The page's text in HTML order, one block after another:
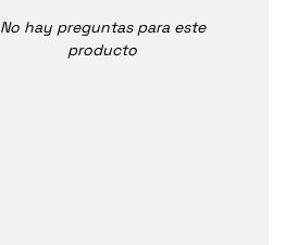
No hay preguntas para este
producto